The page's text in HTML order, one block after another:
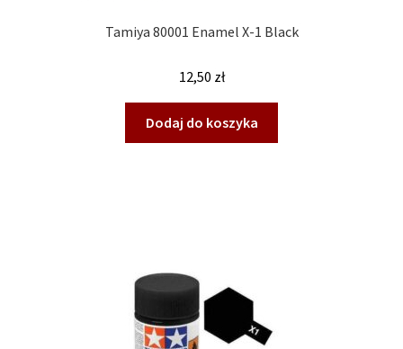
Tamiya 80001 Enamel X-1 Black
12,50 zł
Dodaj do koszyka